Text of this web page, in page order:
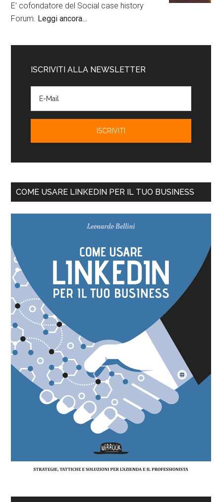
E' cofondatore del Social case history
Forum. Leggi ancora…
ISCRIVITI ALLA NEWSLETTER
COME USARE LINKEDIN PER IL TUO BUSINESS